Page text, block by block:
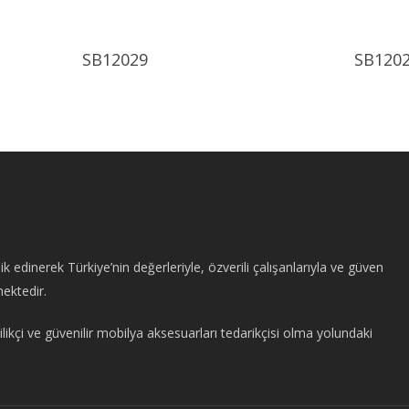
SB12029
Türkiye’nin değerleriyle, özverili çalışanlarıyla ve güven
ve güvenilir mobilya aksesuarları tedarikçisi olma yolundaki